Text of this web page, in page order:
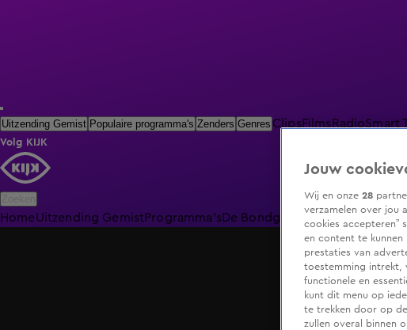
Uitzending Gemist Populaire programma's Zenders Genres ClipsFilms RadioSmart
Volg KIJK
HomeUitzending GemistProgramma's De Bondgenoten De
Jouw
Wij en onze 28
verzamelen over jou
cookies accepteren”
en content te
prestaties van
toestemming intrekt,
functionele en
kunt dit menu op
te trekken door op
zullen overal binnen